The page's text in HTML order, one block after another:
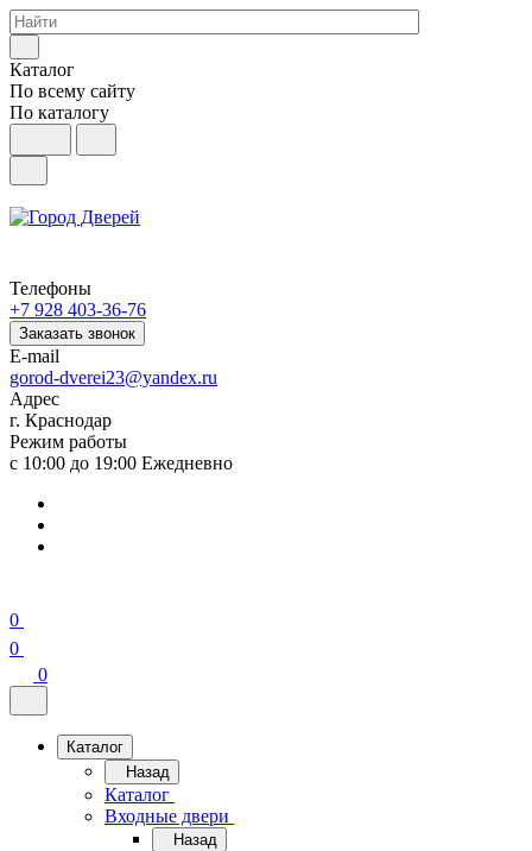
Каталог
По всему сайту
По каталогу
Телефоны
+7 928 403-36-76
Заказать звонок
E-mail
gorod-dverei23@yandex.ru
Адрес
г. Краснодар
Режим работы
с 10:00 до 19:00 Ежедневно
0
0
0
Каталог
Назад
Каталог
Входные двери
Назад